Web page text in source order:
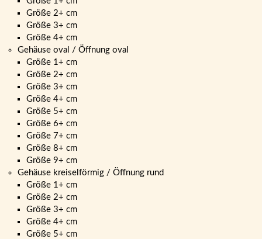
Größe 2+ cm
Größe 3+ cm
Größe 4+ cm
Gehäuse oval / Öffnung oval
Größe 1+ cm
Größe 2+ cm
Größe 3+ cm
Größe 4+ cm
Größe 5+ cm
Größe 6+ cm
Größe 7+ cm
Größe 8+ cm
Größe 9+ cm
Gehäuse kreiselförmig / Öffnung rund
Größe 1+ cm
Größe 2+ cm
Größe 3+ cm
Größe 4+ cm
Größe 5+ cm